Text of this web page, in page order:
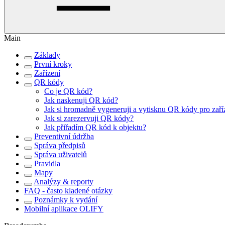
Main
Základy
První kroky
Zařízení
QR kódy
Co je QR kód?
Jak naskenuji QR kód?
Jak si hromadně vygeneruji a vytisknu QR kódy pro
Jak si zarezervuji QR kódy?
Jak přiřadím QR kód k objektu?
Preventivní údržba
Správa předpisů
Správa uživatelů
Pravidla
Mapy
Analýzy & reporty
FAQ - často kladené otázky
Poznámky k vydání
Mobilní aplikace OLIFY